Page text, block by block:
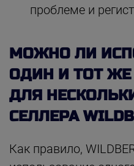
проблеме и
МОЖНО ЛИ
ОДИН И ТОТ ЖЕ
ДЛЯ
СЕЛЛЕРА
Как правило,